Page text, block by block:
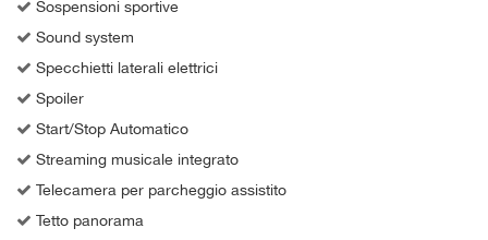
Sospensioni sportive
Sound system
Specchietti laterali elettrici
Spoiler
Start/Stop Automatico
Streaming musicale integrato
Telecamera per parcheggio assistito
Tetto panorama